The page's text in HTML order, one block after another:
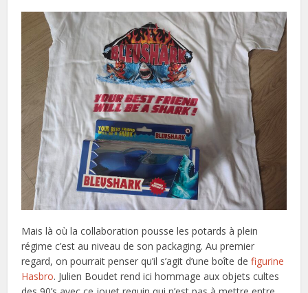
Mais là où la collaboration pousse les potards à plein
régime c’est au niveau de son packaging. Au premier
regard, on pourrait penser qu’il s’agit d’une boîte defigurine
Hasbro. Julien Boudet rend ici hommage aux objets cultes